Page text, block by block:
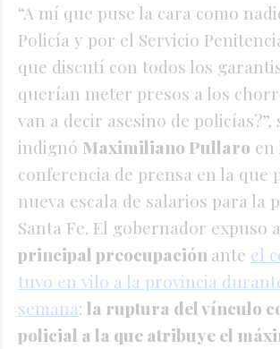
“A mí que puse la cara como
Policía y por el Servicio
que discutí con todos los
querían meter presos a los
van a decir asesino de policías?”,
indignó Maximiliano Pullaro en
conferencia de prensa en la que
nueva escala de salarios para la
Santa Fe. El gobernador expuso
principal preocupación ante el
tuvo en vilo a la provincia
semana: la ruptura del vínculo
policial a la que atribuye el